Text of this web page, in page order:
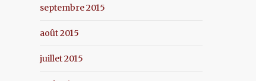
septembre 2015
août 2015
juillet 2015